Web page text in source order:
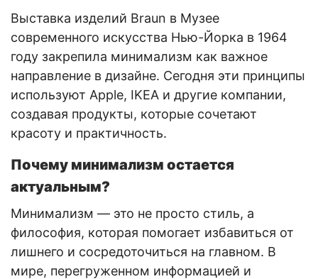
Выставка изделий Braun в Музее
современного искусства Нью-Йорка в 1964
году закрепила минимализм как важное
направление в дизайне. Сегодня эти принципы
используют Apple, IKEA и другие компании,
создавая продукты, которые сочетают
красоту и практичность.
Почему минимализм остается
актуальным?
Минимализм — это не просто стиль, а
философия, которая помогает избавиться от
лишнего и сосредоточиться на главном. В
мире, перегруженном информацией и